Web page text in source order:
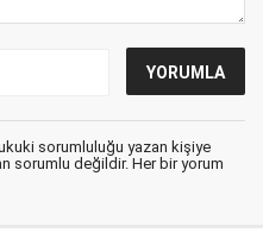
sorumluluğu yazan kişiye
sorumlu değildir. Her bir yorum